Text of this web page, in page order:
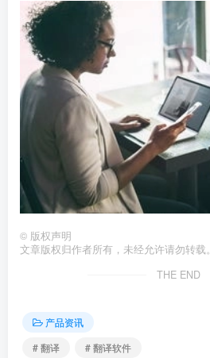
© 版权声明
文章版权归作者所有，未经允许请勿转载。
THE END
产品资讯
# 翻译
# 翻译软件